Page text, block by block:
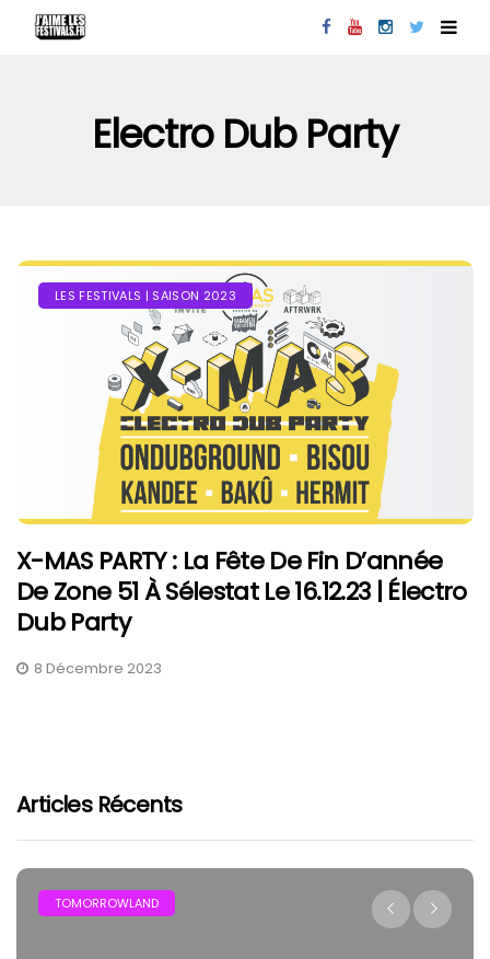
Electro Dub Party
LES FESTIVALS | SAISON 2023
X-MAS PARTY : La Fête De Fin D’année
De Zone 51 À Sélestat Le 16.12.23 | Électro
Dub Party
8 Décembre 2023
Articles Récents
TOMORROWLAND